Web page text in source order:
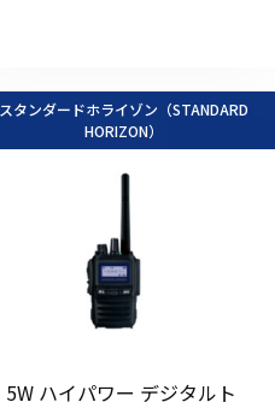
スタンダードホライゾン（STANDARD
HORIZON）
5W ハイパワー デジタルト